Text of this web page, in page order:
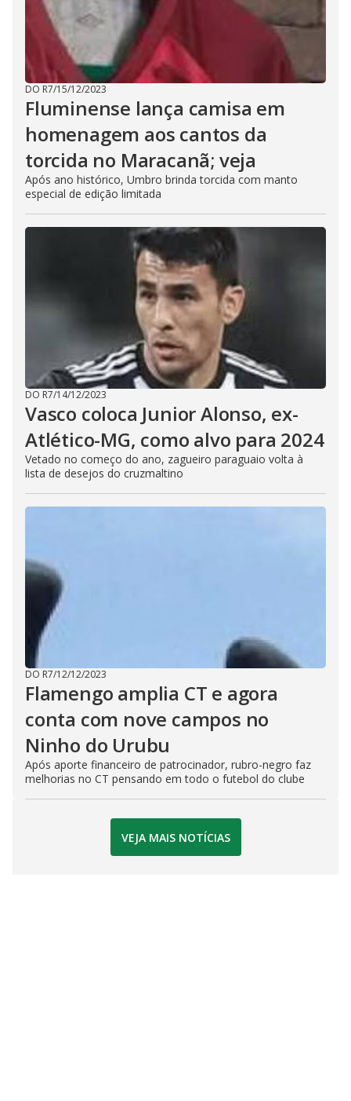
DO R7/15/12/2023
Fluminense lança camisa em
homenagem aos cantos da
torcida no Maracanã; veja
Após ano histórico, Umbro brinda torcida com manto
especial de edição limitada
DO R7/14/12/2023
Vasco coloca Junior Alonso, ex-
Atlético-MG, como alvo para 2024
Vetado no começo do ano, zagueiro paraguaio volta à
lista de desejos do cruzmaltino
DO R7/12/12/2023
Flamengo amplia CT e agora
conta com nove campos no
Ninho do Urubu
Após aporte financeiro de patrocinador, rubro-negro faz
melhorias no CT pensando em todo o futebol do clube
VEJA MAIS NOTÍCIAS